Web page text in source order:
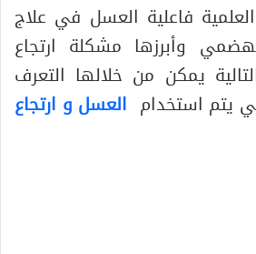
فاعلية العسل في علاج
وأبرزها مشكلة ارتجاع
يمكن من خلالها التعرف
يتم استخدام العسل و ارتجاع